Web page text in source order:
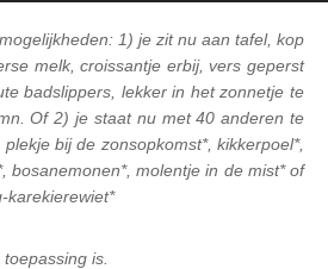
1) je zit nu aan tafel, kop
melk, croissantje erbij, vers geperst
badslippers, lekker in het zonnetje te
Of 2) je staat nu met 40 anderen te
bij de zonsopkomst*, kikkerpoel*,
bosanemonen*, molentje in de mist* of
karekierewiet*
is.